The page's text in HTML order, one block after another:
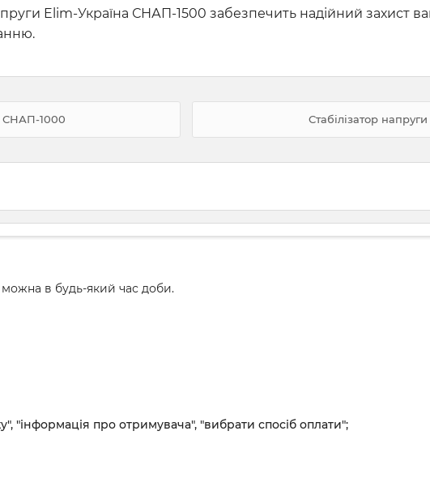
Elim-Україна СНАП-1500 забезпечить надійний захист
СНАП-1000 Стабілізатор
в будь-який час доби.
"інформація про отримувача", "вибрати спосіб оплати";